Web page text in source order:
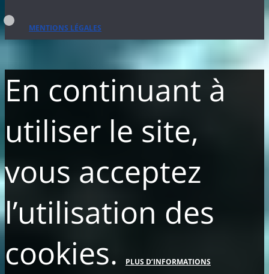
MENTIONS LÉGALES
En continuant à
utiliser le site,
vous acceptez
l’utilisation des
cookies.
PLUS D’INFORMATIONS